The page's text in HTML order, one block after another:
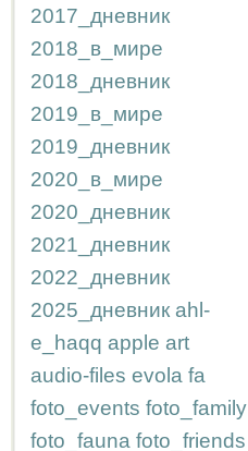
2017_дневник
2018_в_мире
2018_дневник
2019_в_мире
2019_дневник
2020_в_мире
2020_дневник
2021_дневник
2022_дневник
2025_дневник ahl-
e_haqq apple art
audio-files evola fa
foto_events foto_family
foto_fauna foto_friends